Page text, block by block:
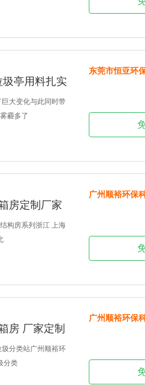
亭用料扎实
大变化与此同时带
霾多了
东莞市恒亚环
房定制厂家
构房系列浙江 上海
广州顺裕环保
房 厂家定制
分类站广州顺裕环
分类
广州顺裕环保